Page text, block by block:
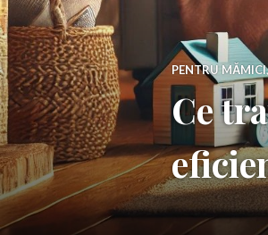
PENTRU MĂMICI
Ce